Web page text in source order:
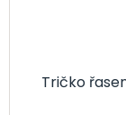
Tričko